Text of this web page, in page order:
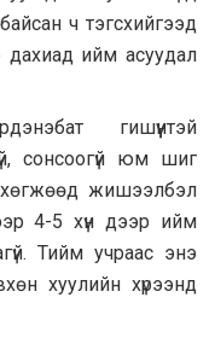
ч тэгсхийгээд
ийм асуудал
гишүүнтэй
сонсоогүй юм шиг
жишээлбэл
4-5 хүн дээр ийм
Тийм учраас энэ
хуулийн хүрээнд